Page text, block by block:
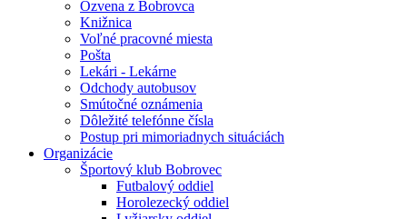
Ozvena z Bobrovca
Knižnica
Voľné pracovné miesta
Pošta
Lekári - Lekárne
Odchody autobusov
Smútočné oznámenia
Dôležité telefónne čísla
Postup pri mimoriadnych situáciách
Organizácie
Športový klub Bobrovec
Futbalový oddiel
Horolezecký oddiel